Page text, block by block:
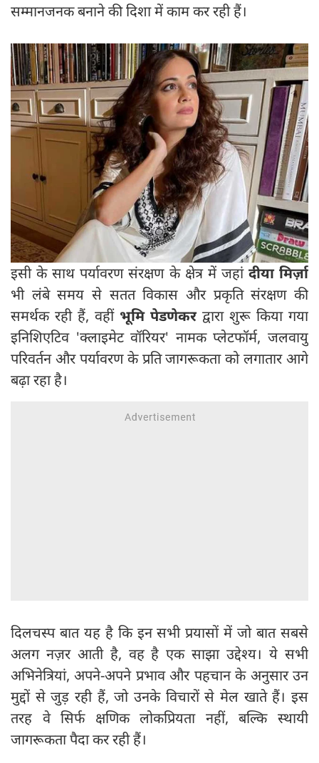
सम्मानजनक बनाने की दिशा में काम कर रही हैं।
इसी के साथ पर्यावरण संरक्षण के क्षेत्र में जहां दीया मिर्ज़ा
भी लंबे समय से सतत विकास और प्रकृति संरक्षण की
समर्थक रही हैं, वहीं भूमि पेडणेकरद्वारा शुरू किया गया
इनिशिएटिव 'क्लाइमेट वॉरियर' नामक प्लेटफॉर्म, जलवायु
परिवर्तन और पर्यावरण के प्रति जागरूकता को लगातार आगे
बढ़ा रहा है।
दिलचस्प बात यह है कि इन सभी प्रयासों में जो बात सबसे
अलग नज़र आती है, वह है एक साझा उद्देश्य। ये सभी
अभिनेत्रियां, अपने-अपने प्रभाव और पहचान के अनुसार उन
मुद्दों से जुड़ रही हैं, जो उनके विचारों से मेल खाते हैं। इस
तरह वे सिर्फ क्षणिक लोकप्रियता नहीं, बल्कि स्थायी
जागरूकता पैदा कर रही हैं।